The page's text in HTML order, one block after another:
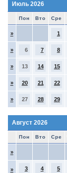
Июль 2026
Пон Вто Сре
» 1
» 6 7 8
» 13 14 15
» 20 21 22
» 27 28 29
Август 2026
Пон Вто Сре
»
» 3 4 5